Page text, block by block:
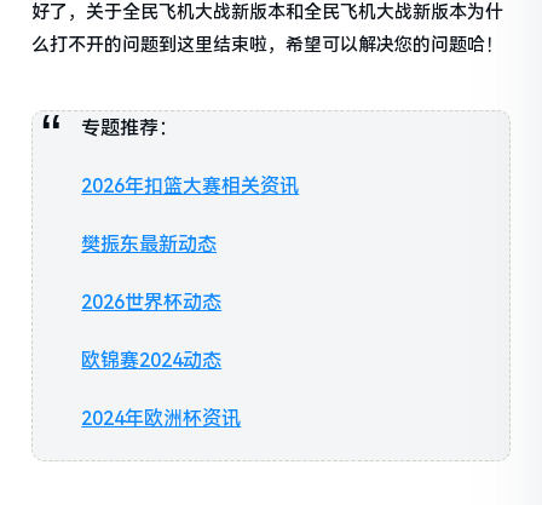
好了，关于全民飞机大战新版本和全民飞机大战新版本为什
么打不开的问题到这里结束啦，希望可以解决您的问题哈！
专题推荐：
2026年扣篮大赛相关资讯
樊振东最新动态
2026世界杯动态
欧锦赛2024动态
2024年欧洲杯资讯